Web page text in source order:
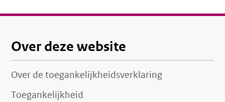
Over deze website
Over de toegankelijkheidsverklaring
Toegankelijkheid